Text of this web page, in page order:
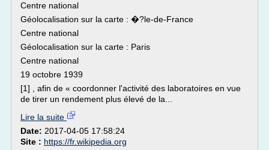
Centre national
Géolocalisation sur la carte : �?le-de-France
Centre national
Géolocalisation sur la carte : Paris
Centre national
19 octobre 1939
[1] , afin de « coordonner l'activité des laboratoires en vue
de tirer un rendement plus élevé de la...
Lire la suite
Date: 2017-04-05 17:58:24
Site : https://fr.wikipedia.org